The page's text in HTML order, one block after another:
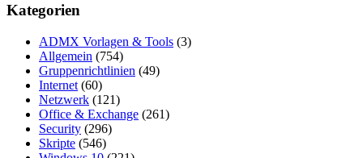
Kategorien
ADMX Vorlagen & Tools (3)
Allgemein (754)
Gruppenrichtlinien (49)
Internet (60)
Netzwerk (121)
Office & Exchange (261)
Security (296)
Skripte (546)